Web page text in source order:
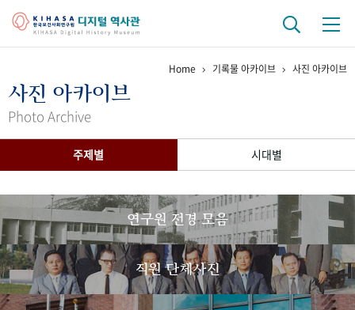
걸어온 길 기관 변천사
간행물 변천사
기록물 아카이브
사진 아카이브 문서 기록물 행정박물 영상 기록물
Home 기록물 아카이브 사진 아카이브
사진 아카이브
Photo Archive
주제별 시대별
연구원 전경 모음
직원 단체사진